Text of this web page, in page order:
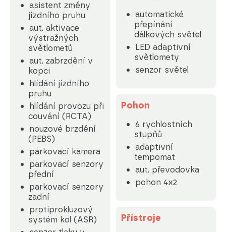
asistent změny
jízdního pruhu
aut. aktivace
výstražných
světlometů
aut. zabrzdění v
kopci
hlídání jízdního
pruhu
hlídání provozu při
couvání (RCTA)
nouzové brzdění
(PEBS)
parkovací kamera
parkovací senzory
přední
parkovací senzory
zadní
protiprokluzový
systém kol (ASR)
automatické
přepínání
dálkových světel
LED adaptivní
světlomety
senzor světel
Pohon
6 rychlostních
stupňů
adaptivní
tempomat
aut. převodovka
pohon 4x2
Přístroje